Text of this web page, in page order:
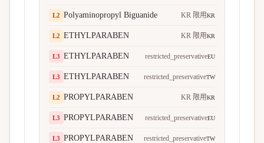
L2 Polyaminopropyl Biguanide KR 限用KR
L2 ETHYLPARABEN KR 限用KR
L3 ETHYLPARABEN restricted_preservativeEU
L3 ETHYLPARABEN restricted_preservativeTW
L2 PROPYLPARABEN KR 限用KR
L3 PROPYLPARABEN restricted_preservativeEU
L3 PROPYLPARABEN restricted_preservativeTW